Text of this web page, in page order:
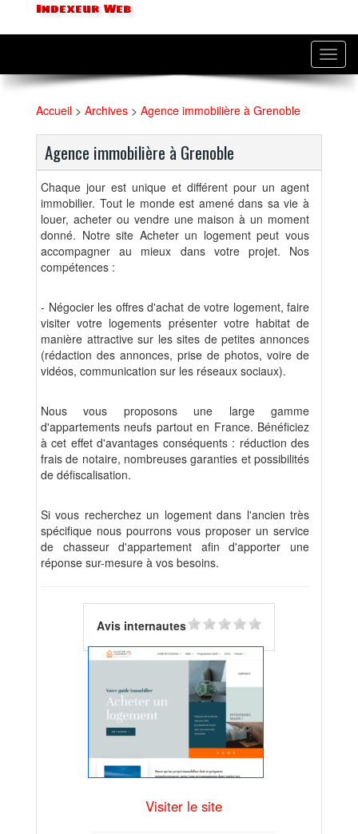
Indexeur Web
Accueil > Archives > Agence immobilière à Grenoble
Agence immobilière à Grenoble
Chaque jour est unique et différent pour un agent
immobilier. Tout le monde est amené dans sa vie à
louer, acheter ou vendre une maison à un moment
donné. Notre site Acheter un logement peut vous
accompagner au mieux dans votre projet. Nos
compétences :
- Négocier les offres d'achat de votre logement, faire
visiter votre logements présenter votre habitat de
manière attractive sur les sites de petites annonces
(rédaction des annonces, prise de photos, voire de
vidéos, communication sur les réseaux sociaux).
Nous vous proposons une large gamme
d'appartements neufs partout en France. Bénéficiez
à cet effet d'avantages conséquents : réduction des
frais de notaire, nombreuses garanties et possibilités
de défiscalisation.
Si vous recherchez un logement dans l'ancien très
spécifique nous pourrons vous proposer un service
de chasseur d'appartement afin d'apporter une
réponse sur-mesure à vos besoins.
Avis internautes
Visiter le site